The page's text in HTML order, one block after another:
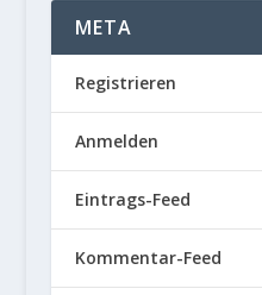
META
Registrieren
Anmelden
Eintrags-Feed
Kommentar-Feed